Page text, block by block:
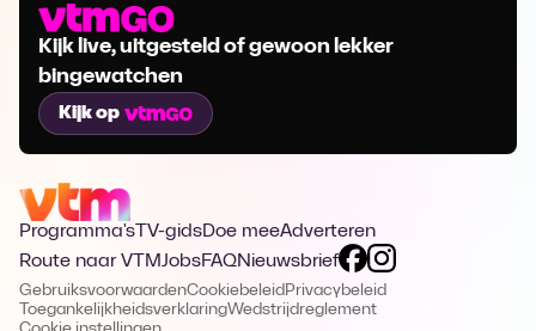
Kijk live, uitgesteld of gewoon lekker
bingewatchen
Kijk op
Programma's TV-gidsDoe meeAdverteren
Route naar VTMJobsFAQNieuwsbrief
GebruiksvoorwaardenCookiebeleid Privacybeleid
ToegankelijkheidsverklaringWedstrijdreglement